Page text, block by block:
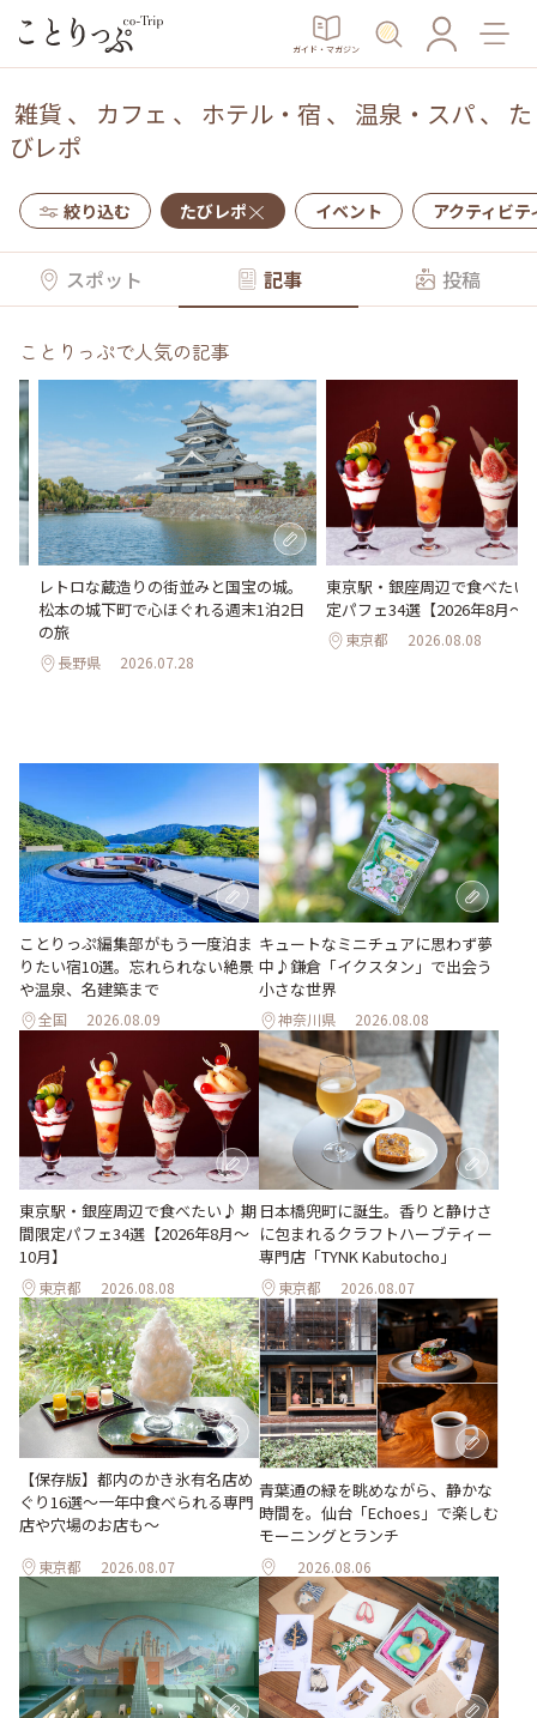
ガイド・マガジン
雑貨 、 カフェ 、 ホテル・宿 、 温泉・スパ、 た
びレポ
絞り込む たびレポ イベント アクティビテ
スポット 記事 投稿
ことりっぷで人気の記事
レトロな蔵造りの街並みと国宝の城。
松本の城下町で心ほぐれる週末1泊2日
の旅
長野県 2026.07.28
東京駅・銀座周辺で食べた
定パフェ34選【2026年8月～
東京都 2026.08.08
ことりっぷ編集部がもう一度泊ま
りたい宿10選。忘れられない絶景
や温泉、名建築まで
全国 2026.08.09
キュートなミニチュアに思わず夢
中♪鎌倉「イクスタン」で出会う
小さな世界
神奈川県 2026.08.08
東京駅・銀座周辺で食べたい♪ 期
間限定パフェ34選【2026年8月～
10月】
東京都 2026.08.08
日本橋兜町に誕生。香りと静けさ
に包まれるクラフトハーブティー
専門店「TYNK Kabutocho」
東京都 2026.08.07
【保存版】都内のかき氷有名店め
ぐり16選～一年中食べられる専門
店や穴場のお店も～
東京都 2026.08.07
青葉通の緑を眺めながら、静かな
時間を。仙台「Echoes」で楽しむ
モーニングとランチ
2026.08.06